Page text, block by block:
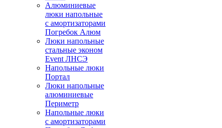
Алюминиевые
люки напольные
с амортизаторами
Погребок Алюм
Люки напольные
стальные эконом
Event ЛНСЭ
Напольные люки
Портал
Люки напольные
алюминиевые
Периметр
Напольные люки
с амортизаторами